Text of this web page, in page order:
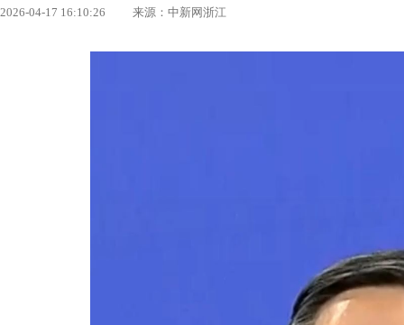
2026-04-17 16:10:26 来源：中新网浙江